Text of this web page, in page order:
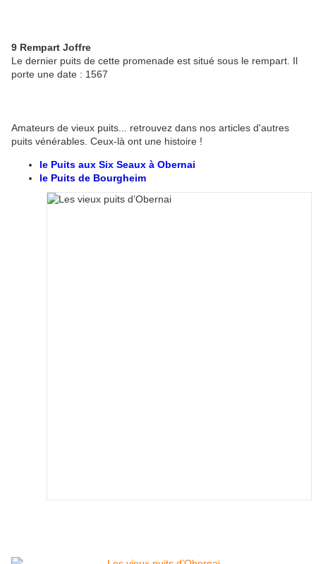
9 Rempart Joffre
Le dernier puits de cette promenade est situé sous le rempart. Il
porte une date : 1567
Amateurs de vieux puits... retrouvez dans nos articles d'autres
puits vénérables. Ceux-là ont une histoire !
le Puits aux Six Seaux à Obernai
le Puits de Bourgheim